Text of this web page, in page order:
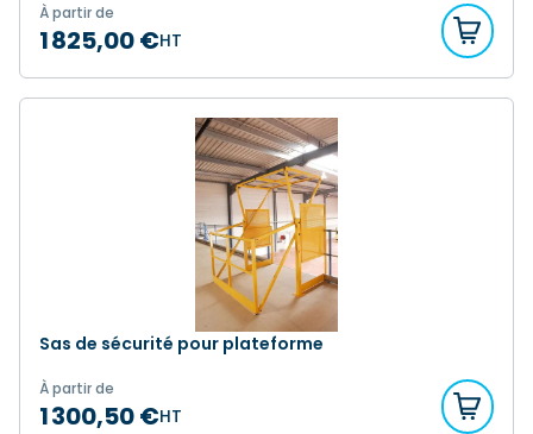
À partir de
1 825,00 €HT
Sas de sécurité pour plateforme
À partir de
1 300,50 €HT